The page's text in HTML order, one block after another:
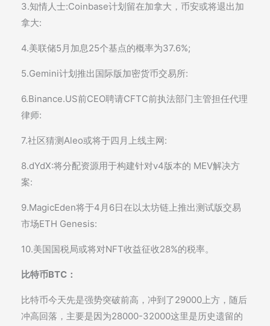
3.知情人士:Coinbase计划留在加拿大，币安或将退出加
拿大:
4.美联储5月加息25个基点的概率为37.6%;
5.Gemini计划推出国际版加密货币交易所:
6.Binance.US前CEO聘请CFTC前执法部门主管担任代理
律师:
7.社区猜测Aleo或将于四月上线主网:
8.dYdX:将分配资源用于构建针对v4版本的 MEV解决方
案:
9.MagicEden将于4月6日在以太坊链上推出测试版交易
市场ETH Genesis:
10.美国国税局或将对NFT收益征收28%的税率。
比特币BTC：
比特币今天先是强势突破前高，冲到了29000上方，随后
冲高回落，主要是因为28000-32000这里是历史遗留的